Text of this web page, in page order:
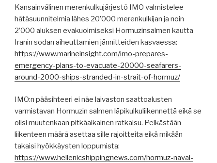
Kansainvälinen merenkulkujärjestö IMO valmistelee
hätäsuunnitelmia lähes 20’000 merenkulkijan ja noin
2’000 aluksen evakuoimiseksi Hormuzinsalmen kautta
Iranin sodan aiheuttamien jännitteiden kasvaessa:
https://www.marineinsight.com/imo-prepares-
emergency-plans-to-evacuate-20000-seafarers-
around-2000-ships-stranded-in-strait-of-hormuz/
IMO:n pääsihteeri ei näe laivaston saattoalusten
varmistavan Hormuzin salmen läpikulkuliikennettä eikä se
olisi muutenkaan pitkäaikainen ratkaisu. Pelkästään
liikenteen määrä asettaa sille rajoitteita eikä mikään
takaisi hyökkäysten loppumista:
https://www.hellenicshippingnews.com/hormuz-naval-